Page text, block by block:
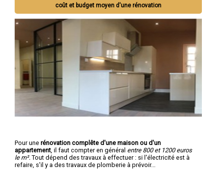
coût et budget moyen d'une rénovation
Pour une rénovation complête d'une maison ou d'un
appartement , il faut compter en général entre 800 et 1200 euros
le m². Tout dépend des travaux à effectuer : si l'électricité est à
refaire, s'il y a des travaux de plomberie à prévoir...